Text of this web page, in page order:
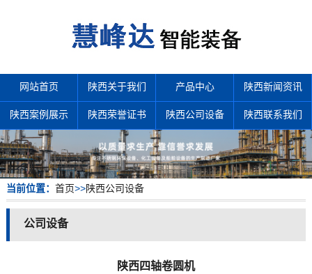
网站首页 陕西关于我们 产品中心 陕西新闻资讯
陕西案例展示 陕西荣誉证书 陕西公司设备 陕西联系我们
当前位置： 首页>>陕西公司设备
公司设备
陕西四轴卷圆机